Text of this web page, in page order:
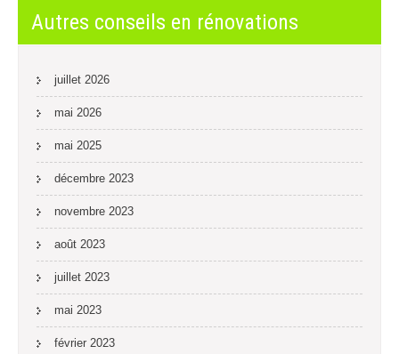
Autres conseils en rénovations
juillet 2026
mai 2026
mai 2025
décembre 2023
novembre 2023
août 2023
juillet 2023
mai 2023
février 2023